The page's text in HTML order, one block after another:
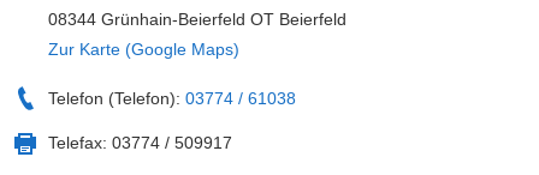
08344 Grünhain-Beierfeld OT Beierfeld
Zur Karte (Google Maps)
Telefon (Telefon): 03774 / 61038
Telefax: 03774 / 509917